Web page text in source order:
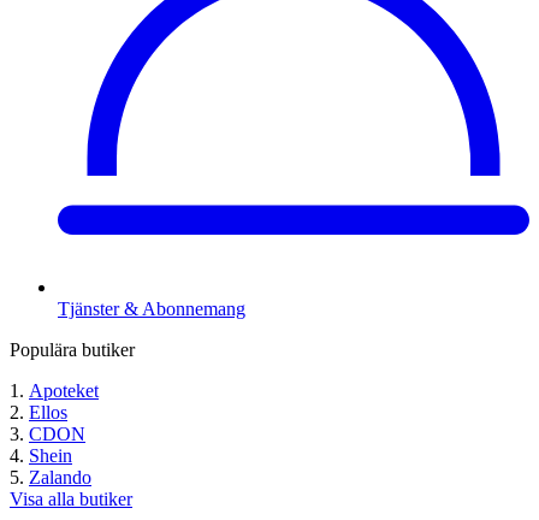
Tjänster & Abonnemang
Populära butiker
Apoteket
Ellos
CDON
Shein
Zalando
Visa alla butiker